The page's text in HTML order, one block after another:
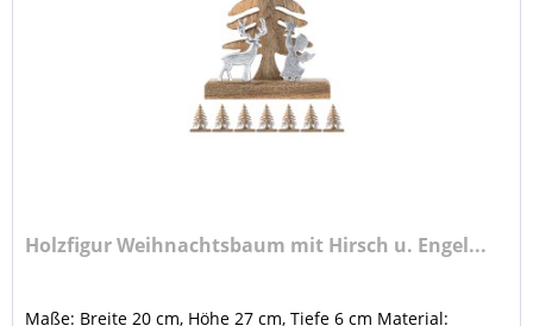
Holzfigur Weihnachtsbaum mit Hirsch u. Engel...
Maße: Breite 20 cm, Höhe 27 cm, Tiefe 6 cm Material: